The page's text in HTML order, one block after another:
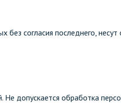
согласия последнего, несут
Не допускается обработка